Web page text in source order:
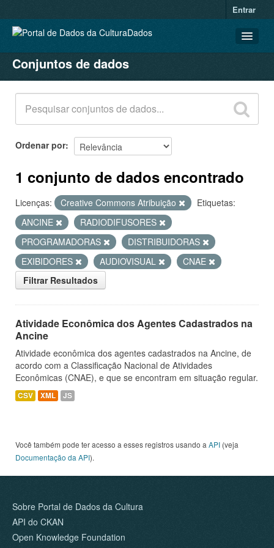
Entrar
CONJUNTOS DE DADOS
ORGANIZAÇÕES
GRUPOS
SOBRE
Conjuntos de dados
Ordenar por
1 conjunto de dados encontrado
Licenças: Creative Commons Atribuição
Etiquetas:
ANCINE
RADIODIFUSORES
PROGRAMADORAS
DISTRIBUIDORAS
EXIBIDORES
AUDIOVISUAL
CNAE
Filtrar Resultados
Atividade Econômica dos Agentes Cadastrados na
Ancine
Atividade econômica dos agentes cadastrados na Ancine, de
acordo com a Classificação Nacional de Atividades
Econômicas (CNAE), e que se encontram em situação regular.
CSV XML JS
Você também pode ter acesso a esses registros usando a API (veja
Documentação da API).
Sobre Portal de Dados da Cultura
API do CKAN
Open Knowledge Foundation